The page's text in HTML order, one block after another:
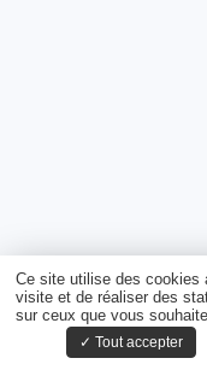
Ce site utilise des cookies
visite et de réaliser des
sur ceux que vous
Tout accepter